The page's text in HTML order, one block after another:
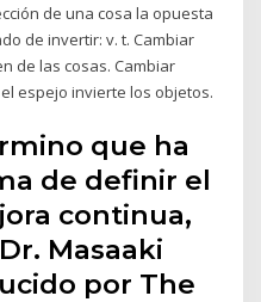
de una cosa la opuesta
de invertir: v. t. Cambiar
de las cosas. Cambiar
espejo invierte los objetos.
que ha
de definir el
continua,
Masaaki
por The